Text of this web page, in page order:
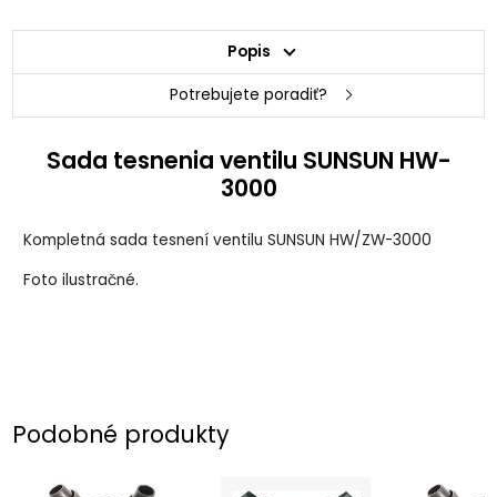
Popis
Potrebujete poradiť?
Sada tesnenia ventilu SUNSUN HW-
3000
Kompletná sada tesnení ventilu SUNSUN HW/ZW-3000
Foto ilustračné.
Podobné produkty